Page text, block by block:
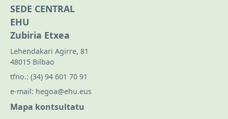
SEDE CENTRAL
EHU
Zubiria Etxea
Lehendakari Agirre, 81
48015 Bilbao
tfno.: (34) 94 601 70 91
e-mail: hegoa@ehu.eus
Mapa kontsultatu